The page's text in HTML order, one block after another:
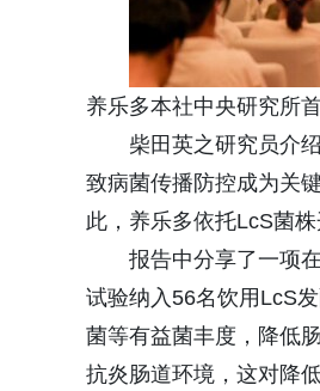
养乐多本社中央研究所
柴田英之研究员介
致病菌传播防控成为关
此，养乐多依托LcS菌
报告中分享了一项
试验纳入56名饮用LcS
菌等有益菌丰度，降低
抗炎肠道环境，这对降